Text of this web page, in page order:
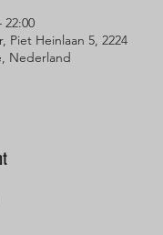
22:00
Piet Heinlaan 5, 2224
Nederland